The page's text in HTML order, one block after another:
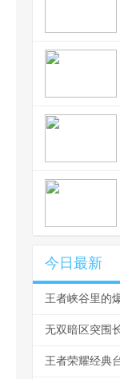
今日最新
无双暗区突围
王者荣耀经典